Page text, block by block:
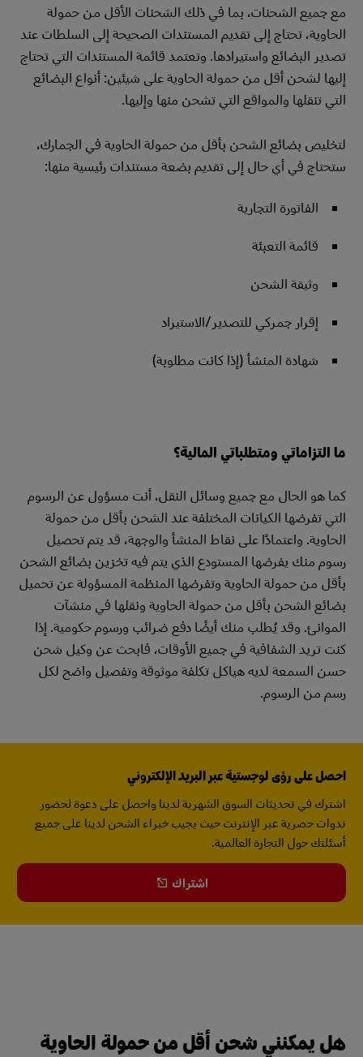
مع جميع الشحنات، بما في ذلك الشحنات الأقل من حمولة
الحاوية، تحتاج إلى تقديم المستندات الصحيحة إلى السلطات عند
تصدير البضائع واستيرادها. وتعتمد قائمة المستندات التي تحتاج
إليها لشحن أقل من حمولة الحاوية على شيئين: أنواع البضائع
التي تنقلها والمواقع التي تشحن منها وإليها.
لتخليص بضائع الشحن بأقل من حمولة الحاوية في الجمارك،
ستحتاج في أي حال إلى تقديم بضعة مستندات رئيسية منها:
الفاتورة التجارية
قائمة التعبئة
وثيقة الشحن
إقرار جمركي للتصدير/الاستيراد
شهادة المنشأ (إذا كانت مطلوبة)
ما التزاماتي ومتطلباتي المالية؟
كما هو الحال مع جميع وسائل النقل، أنت مسؤول عن الرسوم
التي تفرضها الكيانات المختلفة عند الشحن بأقل من حمولة
الحاوية. واعتمادًا على نقاط المنشأ والوجهة، قد يتم تحصيل
رسوم منك يفرضها المستودع الذي يتم فيه تخزين بضائع الشحن
بأقل من حمولة الحاوية وتفرضها المنظمة المسؤولة عن تحميل
بضائع الشحن بأقل من حمولة الحاوية ونقلها في منشآت
الموانئ. وقد يُطلب منك أيضًا دفع ضرائب ورسوم حكومية. إذا
كنت تريد الشفافية في جميع الأوقات، فابحث عن وكيل شحن
حسن السمعة لديه هياكل تكلفة موثوقة وتفصيل واضح لكل
رسم من الرسوم.
احصل على رؤى لوجستية عبر البريد الإلكتروني
اشترك في تحديثات السوق الشهرية لدينا واحصل على دعوة لحضور
ندوات حصرية عبر الإنترنت حيث يجيب خبراء الشحن لدينا على جميع
أسئلتك حول التجارة العالمية.
اشتراك
هل يمكنني شحن أقل من حمولة الحاوية